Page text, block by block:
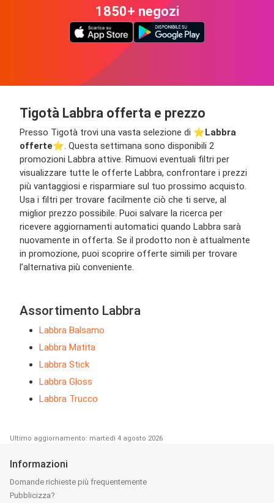
1850+ negozi
Tigotà Labbra offerta e prezzo
Presso Tigotà trovi una vasta selezione di ⭐️Labbra
offerte⭐️. Questa settimana sono disponibili 2
promozioni Labbra attive. Rimuovi eventuali filtri per
visualizzare tutte le offerte Labbra, confrontare i prezzi
più vantaggiosi e risparmiare sul tuo prossimo acquisto.
Usa i filtri per trovare facilmente ciò che ti serve, al
miglior prezzo possibile. Puoi salvare la ricerca per
ricevere aggiornamenti automatici quando Labbra sarà
nuovamente in offerta. Se il prodotto non è attualmente
in promozione, puoi scoprire offerte simili per trovare
l’alternativa più conveniente.
Assortimento Labbra
Labbra Balsamo
Labbra Matita
Labbra Stick
Labbra Gloss
Labbra Trucco
Ultimo aggiornamento: martedì 4 agosto 2026
Informazioni
Domande richieste più frequentemente
Pubblicizza?